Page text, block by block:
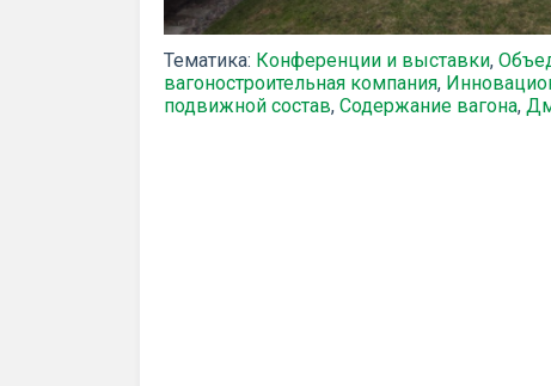
Тематика: Конференции и выставки,
вагоностроительная компания,
подвижной состав, Содержание вагона,